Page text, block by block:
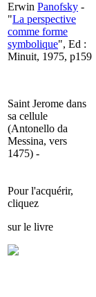
Erwin Panofsky -
"La perspective
comme forme
symbolique", Ed :
Minuit, 1975, p159
Saint Jerome dans
sa cellule
(Antonello da
Messina, vers
1475) -
Pour l'acquérir,
cliquez
sur le livre